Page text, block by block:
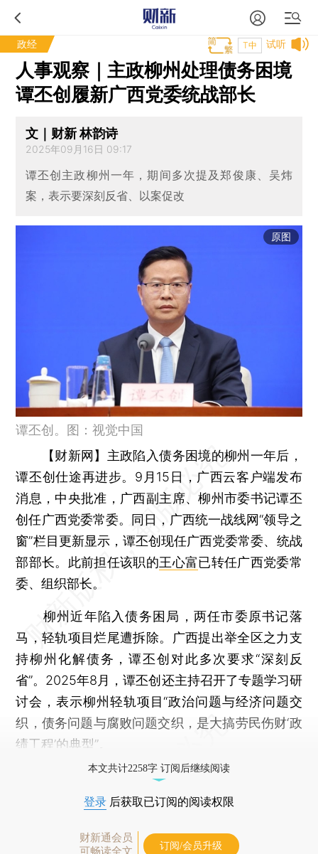
政经 试听
T中
人事观察｜主政柳州处理债务困境
谭丕创履新广西党委统战部长
文｜财新 林韵诗
2025年09月16日 09:17
谭丕创主政柳州一年，期间多次提及郑俊康、吴炜
案，表示要深刻反省、以案促改
原图
谭丕创。图：视觉中国
【财新网】 主政陷入债务困境的柳州一年后，
谭丕创仕途再进步。9月15日，广西云客户端发布
消息，中央批准，广西副主席、柳州市委书记谭丕
创任广西党委常委。同日，广西统一战线网“领导之
窗”栏目更新显示，谭丕创现任广西党委常委、统战
部部长。此前担任该职的王心富已转任广西党委常
委、组织部长。
柳州近年陷入债务困局，两任市委原书记落
马，轻轨项目烂尾遭拆除。广西提出举全区之力支
持柳州化解债务，谭丕创对此多次要求“深刻反
省”。2025年8月，谭丕创还主持召开了专题学习研
讨会，表示柳州轻轨项目“政治问题与经济问题交
织，债务问题与腐败问题交织，是大搞劳民伤财‘政
绩工程’的典型”。
本文共计2258字 订阅后继续阅读
登录 后获取已订阅的阅读权限
财新通会员
可畅读全文
订阅/会员升级